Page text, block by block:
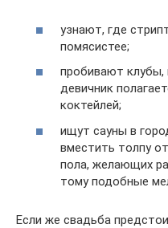
узнают, где
помясистее;
пробивают
девичник
коктейлей;
ищут сауны в
вместить толпу
пола, желающих
тому подобные
Если же свадьба